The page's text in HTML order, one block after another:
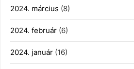
2024. március (8)
2024. február (6)
2024. január (16)